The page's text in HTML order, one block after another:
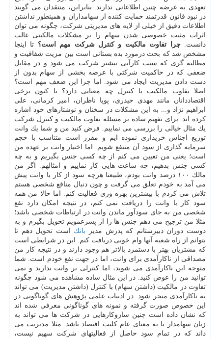
تعهدی به عرضه چنین اطلاعاتی ندارند. بنابراین، منتقدان می گویند
در نبود قانون قدرتمند حمایت كننده از سهامداران و همینطور نداشتن
اطلاعات دقیق از خیلی از لایه های مدیریتی شركت، چگونه می توان
اثرات مثبت خصوصی شدن سهام را بر مشكلات مالكیتی غالب
دانست.چرا تفاوت مالكیت و كنترل شركت مهم است؟ تا اینجا
مشخص شد كه بحث درمورد بده بستانی است بین مزیت شفافیت و
مطالبه گری كه سبب كارآیی بیشتر شركت می شود و در مقابل
ضعفی كه در حاكمیت شركتی با عرضه بخشی از سهام بدون از
دست دادن مدیریت ایجاد می شود. اما چرا این ضعف مهم است؟
اصلا تفاوت مالكیت با كنترل چه معنایی دارد؟ تا كنون برخی
اقتصاددانان مانند مهدی حیدری، پویا ناظران، امیر كرمانی، علی
ابراهیم نژاد و... به این مشكلات در سخنان و نوشتارهای خود اشاره
كرده اند. برای تفهیم ساده تر مسئله تفاوت مالكیت و كنترل شركت
یك مثال خیالی را بررسی می نماییم. فرض كنید من و شما یك وانت
توزیع اجناس خریداری نموده ایم و مقرر است متناسب با حجم
سرمایه گذاری از سود آن منتفع شویم. اما اختیار وانت بر عهده من
است؛ یعنی من تعیین می كنم از چه كسی جنس بگیریم و به چه
كسی جنس بدهیم، چه ساعت هایی كار نماییم و امثالهم. اگر من
مالك ۱۰۰ درصد وانت بودم، طبیعتا هرچه سود از كار با وانت پیش
می آمد به خودم تعلق می گرفت و چون دنبال منافع شخصی هستم
تلاش می كردم با بیشترین بهره وری فعالیت كنم. اما حالا من همه
سود كار با وانت را دریافت نمی كنم، در نتیجه امكان دارد نفع
شخصی من به جای سودآور ماندن وانت در ارتباطات شخصی باشد؛
مثلا من ترجیح می دهم جنس ها را از پسرعمویم تحویل بگیرم و به
دوست دوران دبیرستانم كه پدرش مدیر بانك است تحویل دهم تا
بتوانم از راه شعبه آنها وام خوبی دریافت كنم. این در شرایطی است
كه مشتریان بهتر با دستمزد بالاتر هم وجود دارند و در نتیجه كار من
مصداقی از ناكارآمدی برای وانت، اما در جهت نفع خودم است. شما
متوجه این ناكارآمدی می شوید، اما كنترلی بر وانت ندارید و نمی
توانید من را عوض كنید. در این مثال ساده مشاهده می شود چگونه
تفاوت در مالكیت (داشتن سهام) با كنترل (داشتن مدیریت) می تواند
به ناكارآمدی منجر شود. در ادبیات علمی پژوهش های گوناگونی در
این خصوص صورت گرفته و نمونه های گوناگونی معرفی شده اند
كه نشان داده است چنین سازوكارهایی در شركت ها می تواند به
زیان سهامدار یا به معنای عام كلیت اقتصاد باشد. مثلا مدیریت می
داند كه در تمام سود حاصل از فعالیتهای شركت سهیم نیست،